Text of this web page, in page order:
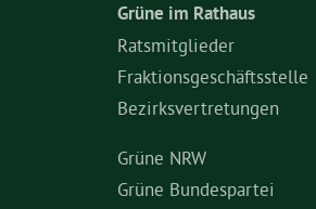
Grüne im Rathaus
Ratsmitglieder
Fraktionsgeschäftsstelle
Bezirksvertretungen
Grüne NRW
Grüne Bundespartei